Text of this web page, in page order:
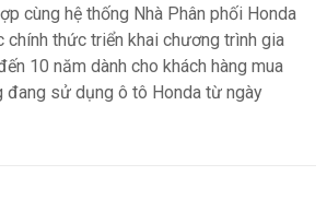
cùng hệ thống Nhà Phân phối Honda
chính thức triển khai chương trình gia
10 năm dành cho khách hàng mua
đang sử dụng ô tô Honda từ ngày